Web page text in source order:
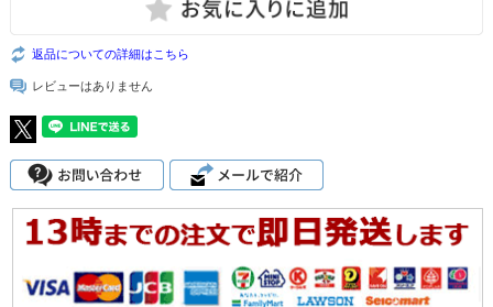
返品についての詳細はこちら
レビューはありません